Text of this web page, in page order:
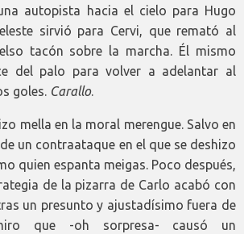
autopista hacia el cielo para Hugo
sirvió para Cervi, que remató al
tacón sobre la marcha. Él mismo
del palo para volver a adelantar al
goles. Carallo.
mella en la moral merengue. Salvo en
un contraataque en el que se deshizo
quien espanta meigas. Poco después,
de la pizarra de Carlo acabó con
un presunto y ajustadísimo fuera de
que -oh sorpresa- causó un